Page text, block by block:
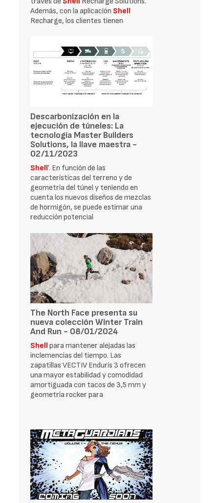
Además, con la aplicación Shell
Recharge, los clientes tienen
Descarbonización en la
ejecución de túneles: La
tecnología Master Builders
Solutions, la llave maestra -
02/11/2023
Shell'. En función de las
características del terreno y de
geometría del túnel y teniendo en
cuenta los nuevos diseños de mezclas
de hormigón, se puede estimar una
reducción potencial
The North Face presenta su
nueva colección Winter Train
And Run - 08/01/2024
Shell para mantener alejadas las
inclemencias del tiempo. Las
zapatillas VECTIV Enduris 3 ofrecen
una mayor estabilidad y comodidad
amortiguada con tacos de 3,5 mm y
geometría rocker para